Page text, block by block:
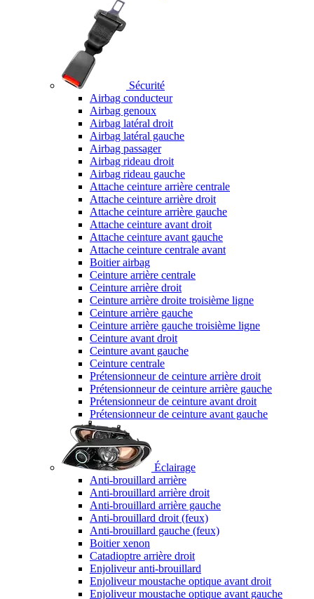
Sécurité
Airbag conducteur
Airbag genoux
Airbag latéral droit
Airbag latéral gauche
Airbag passager
Airbag rideau droit
Airbag rideau gauche
Attache ceinture arrière centrale
Attache ceinture arrière droit
Attache ceinture arrière gauche
Attache ceinture avant droit
Attache ceinture avant gauche
Attache ceinture centrale avant
Boitier airbag
Ceinture arrière centrale
Ceinture arrière droit
Ceinture arrière droite troisième ligne
Ceinture arrière gauche
Ceinture arrière gauche troisième ligne
Ceinture avant droit
Ceinture avant gauche
Ceinture centrale
Prétensionneur de ceinture arrière droit
Prétensionneur de ceinture arrière gauche
Prétensionneur de ceinture avant droit
Prétensionneur de ceinture avant gauche
Éclairage
Anti-brouillard arrière
Anti-brouillard arrière droit
Anti-brouillard arrière gauche
Anti-brouillard droit (feux)
Anti-brouillard gauche (feux)
Boitier xenon
Catadioptre arrière droit
Enjoliveur anti-brouillard
Enjoliveur moustache optique avant droit
Enjoliveur moustache optique avant gauche